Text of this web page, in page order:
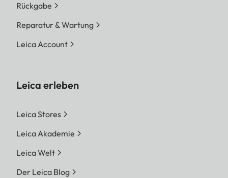
Rückgabe
Reparatur & Wartung
Leica Account
Leica erleben
Leica Stores
Leica Akademie
Leica Welt
Der Leica Blog